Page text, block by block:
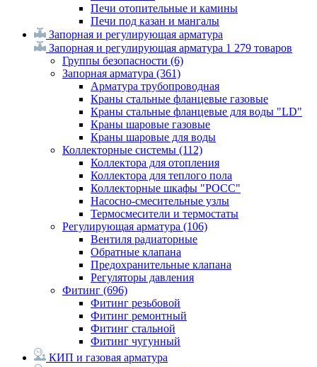
Печи отопительные и камины
Печи под казан и мангалы
Запорная и регулирующая арматура
Запорная и регулирующая арматура 1 279 товаров
Группы безопасности (6)
Запорная арматура (361)
Арматура трубопроводная
Краны стальные фланцевые газовые
Краны стальные фланцевые для воды "LD"
Краны шаровые газовые
Краны шаровые для воды
Коллекторные системы (112)
Коллектора для отопления
Коллектора для теплого пола
Коллекторные шкафы "РОСС"
Насосно-смесительные узлы
Термосмесители и термостаты
Регулирующая арматура (106)
Вентиля радиаторные
Обратные клапана
Предохранительные клапана
Регуляторы давления
Фитинг (696)
Фитинг резьбовой
Фитинг ремонтный
Фитинг стальной
Фитинг чугунный
КИП и газовая арматура